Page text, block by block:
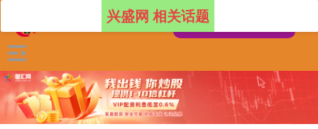
兴盛网 相关话题